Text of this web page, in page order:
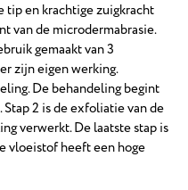
tip en krachtige zuigkracht
van de microdermabrasie.
gemaakt van 3
zijn eigen werking.
De behandeling begint
Stap 2 is de exfoliatie van de
verwerkt. De laatste stap is
vloeistof heeft een hoge